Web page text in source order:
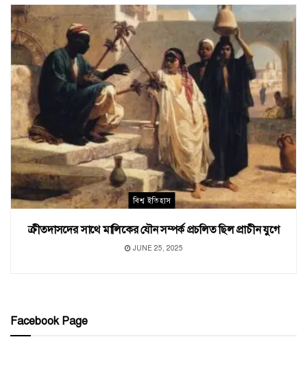
বিশ্ব ইতিহাস
ক্রীতদাসদের সাথে মালিকের যৌন সম্পর্ক প্রচলিত ছিল প্রাচীন যুগে
JUNE 25, 2025
Facebook Page